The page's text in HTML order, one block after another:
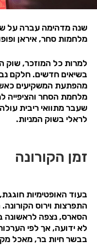
שנה מדהימה עברה על
מלחמות סחר, איראן
למרות כל המוזכר, שוק
בשיאים חדשים. חלקם
מהפתעת המשקיעים
מלחמת הסחר והציפייה
שעבר מתוואי ריבית
לראלי בשוק המניות.
זמן הקורונה
בעוד האופטימיות
התפרצות וירוס הקורונה.
הסארס, נצפה לראשונה
לא ידועה, אך לפי
בבשר חיות בר, מאכל